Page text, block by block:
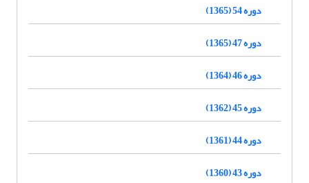
دوره 54 (1365)
دوره 47 (1365)
دوره 46 (1364)
دوره 45 (1362)
دوره 44 (1361)
دوره 43 (1360)